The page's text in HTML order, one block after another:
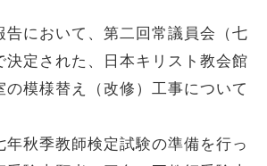
告において、第二回常議員会（七
決定された、日本キリスト教会館
の模様替え（改修）工事について
年秋季教師検定試験の準備を行っ